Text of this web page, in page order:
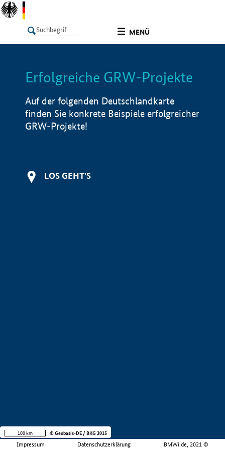
MENÜ
LISTE Info
Erfolgreiche GRW-Projekte
Auf der folgenden Deutschlandkarte
finden Sie konkrete Beispiele erfolgreicher
GRW-Projekte!
LOS GEHT'S
Impressum Datenschutzerklärung BMWi.de, 2021 ©
100 km © Geobasis-DE / BKG 2015